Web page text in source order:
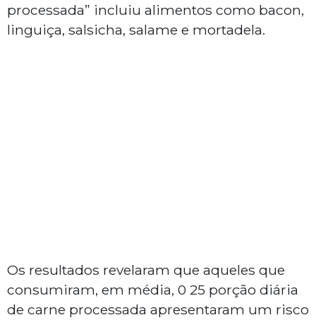
processada” incluiu alimentos como bacon,
linguiça, salsicha, salame e mortadela.
Os resultados revelaram que aqueles que
consumiram, em média, 0 25 porção diária
de carne processada apresentaram um risco